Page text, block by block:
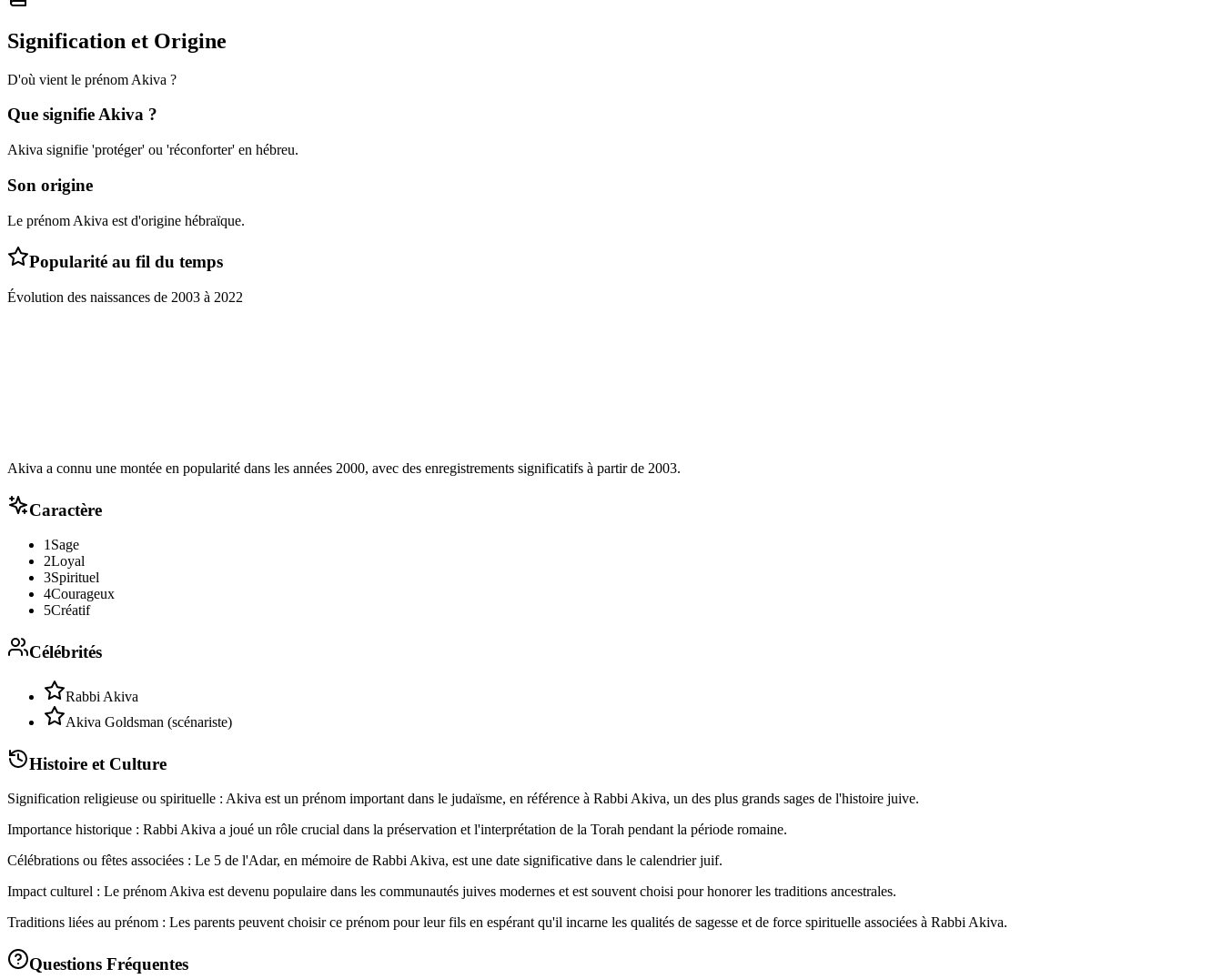
Signification et Origine
D'où vient le prénom Akiva ?
Que signifieAkiva ?
Akiva signifie 'protéger' ou 'réconforter' en hébreu.
Son origine
Le prénom Akiva est d'origine hébraïque.
Popularité au fil du temps
Évolution des naissances de 2003 à 2022
Akiva a connu une montée en popularité dans les années 2000, avec des enregistrements significatifs à partir de 2003.
Caractère
1Sage
2Loyal
3Spirituel
4Courageux
5Créatif
Célébrités
Rabbi Akiva
Akiva Goldsman (scénariste)
Histoire et Culture
Signification religieuse ou spirituelle : Akiva est un prénom important dans le judaïsme, en référence à Rabbi Akiva, un des plus grands sages de l'histoire juive.
Importance historique : Rabbi Akiva a joué un rôle crucial dans la préservation et l'interprétation de la Torah pendant la période romaine.
Célébrations ou fêtes associées : Le 5 de l'Adar, en mémoire de Rabbi Akiva, est une date significative dans le calendrier juif.
Impact culturel : Le prénom Akiva est devenu populaire dans les communautés juives modernes et est souvent choisi pour honorer les traditions ancestrales.
Traditions liées au prénom : Les parents peuvent choisir ce prénom pour leur fils en espérant qu'il incarne les qualités de sagesse et de force spirituelle associées à Rabbi Akiva.
Questions Fréquentes